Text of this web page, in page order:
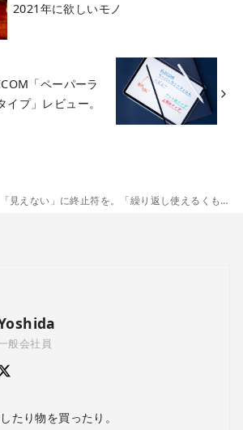
2021年に欲しいモノ
「ペーパーラ
プ」レビュー。
「見えない」に終止符を。「繰り返し使えるくもり止めクロス」レビュー
般会社員
たり物を買ったり。